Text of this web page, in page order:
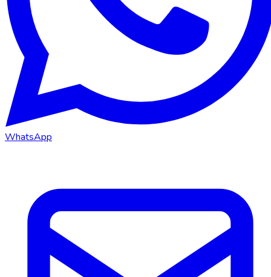
WhatsApp